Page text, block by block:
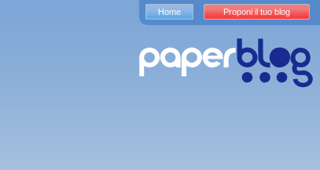
Home Proponi il tuo blog